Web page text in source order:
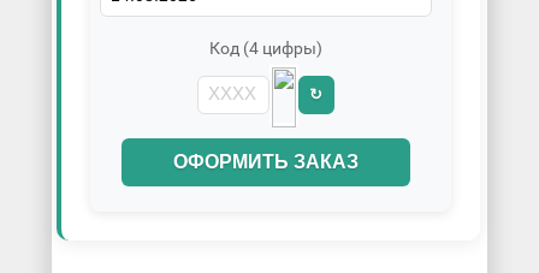
Код (4 цифры)
↻
ОФОРМИТЬ ЗАКАЗ